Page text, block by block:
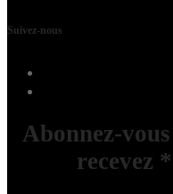
Suivez-nous
Abonnez-
recevez